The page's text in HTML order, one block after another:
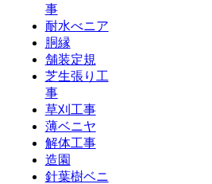
事
耐水べニア
胴縁
舗装定規
芝生張り工
事
草刈工事
薄ベニヤ
解体工事
造園
針葉樹ベニ